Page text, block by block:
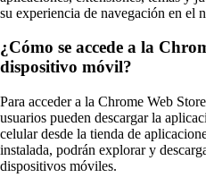
su experiencia de navegación en el
¿Cómo se accede a la
dispositivo móvil?
Para acceder a la Chrome Web
usuarios pueden descargar la
celular desde la tienda de
instalada, podrán explorar y
dispositivos móviles.